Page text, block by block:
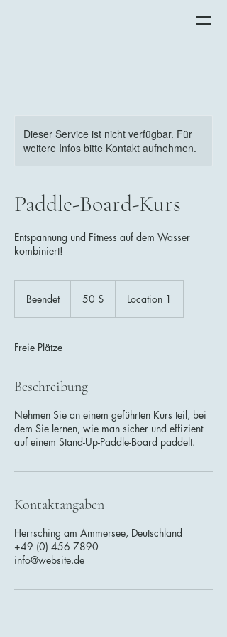
Dieser Service ist nicht verfügbar. Für
weitere Infos bitte Kontakt aufnehmen.
Paddle-Board-Kurs
Entspannung und Fitness auf dem Wasser
kombiniert!
BeendetB
d
t
Dollar50 $ Location 1
Freie Plätze
Beschreibung
Nehmen Sie an einem geführten Kurs teil, bei
dem Sie lernen, wie man sicher und effizient
auf einem Stand-Up-Paddle-Board paddelt.
Kontaktangaben
Herrsching am Ammersee, Deutschland
+49 (0) 456 7890
info@website.de